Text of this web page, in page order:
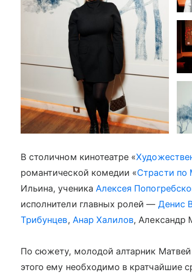
В столичном кинотеатре «
романтической комедии «Страсти по
Ильина, ученика Алексея
исполнители главных ролей — Денис
Трибунцев, Анар Халилов, Александр
По сюжету, молодой алтарник
этого ему необходимо в кратчайшие